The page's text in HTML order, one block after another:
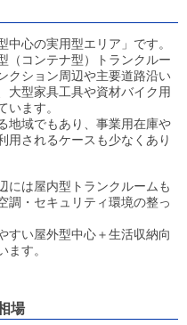
心の実用型エリア」です。
（コンテナ型）トランクルー
クション周辺や主要道路沿い
大型家具工具や資材バイク用
ます。
地域でもあり、事業用在庫や
用されるケースも少なくあり
には屋内型トランクルームも
調・セキュリティ環境の整っ
すい屋外型中心＋生活収納向
ます。
場